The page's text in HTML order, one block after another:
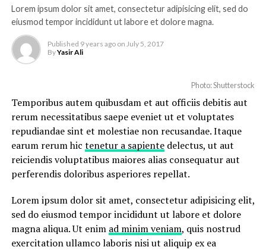
Lorem ipsum dolor sit amet, consectetur adipisicing elit, sed do
eiusmod tempor incididunt ut labore et dolore magna.
Published 9 years ago on July 5, 2017
ByYasir Ali
Photo: Shutterstock
Temporibus autem quibusdam et aut officiis debitis aut
rerum necessitatibus saepe eveniet ut et voluptates
repudiandae sint et molestiae non recusandae. Itaque
earum rerum hic tenetur a sapientedelectus, ut aut
reiciendis voluptatibus maiores alias consequatur aut
perferendis doloribus asperiores repellat.
Lorem ipsum dolor sit amet, consectetur adipisicing elit,
sed do eiusmod tempor incididunt ut labore et dolore
magna aliqua. Ut enim ad minim veniam, quis nostrud
exercitation ullamco laboris nisi ut aliquip ex ea